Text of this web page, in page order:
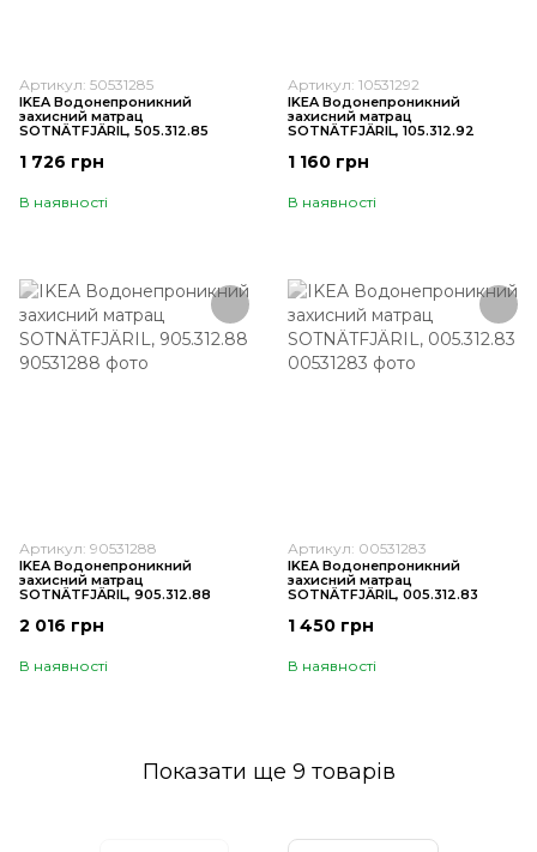
Артикул: 50531285
IKEA Водонепроникний
захисний матрац
SOTNÄTFJÄRIL, 505.312.85
1 726 грн
В наявності
Артикул: 10531292
IKEA Водонепроникний
захисний матрац
SOTNÄTFJÄRIL, 105.312.92
1 160 грн
В наявності
Артикул: 90531288
IKEA Водонепроникний
захисний матрац
SOTNÄTFJÄRIL, 905.312.88
2 016 грн
В наявності
Артикул: 00531283
IKEA Водонепроникний
захисний матрац
SOTNÄTFJÄRIL, 005.312.83
1 450 грн
В наявності
Показати ще 9 товарів